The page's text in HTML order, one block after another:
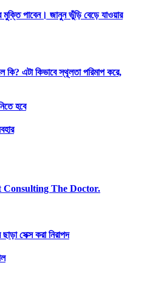
মুক্তি পাবেন। জানুন ভুঁড়ি বেড়ে যাওয়ার
এটা কিভাবে স্থূলতা পরিমাপ করে,
হবে
The Doctor.
সেক্স করা নিরাপদ